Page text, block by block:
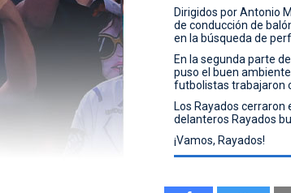
Dirigidos por Antonio
de conducción de
en la búsqueda de
En la segunda parte
puso el buen
futbolistas trabajaron
Los Rayados
delanteros Rayados
¡Vamos, Rayados!